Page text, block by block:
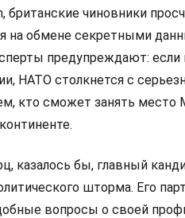
британские чиновники
на обмене секретными
предупреждают:
НАТО столкнется с
кто сможет занять
казалось бы, главный
шторма. Его
вопросы о своей